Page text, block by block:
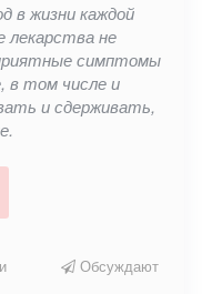
в жизни каждой
лекарства не
симптомы
в том числе и
и сдерживать,
Обсуждают